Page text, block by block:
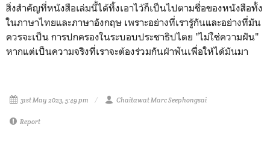
สิ่งสำคัญที่หนังสือเล่มนี้ได้ทิ้งเอาไว้ก็เป็นไปตามชื่อของหนังสือทั้ง
ในภาษาไทยและภาษาอังกฤษ เพราะอย่างที่เรารู้กันและอย่างที่มัน
ควรจะเป็น การปกครองในระบอบประชาธิปไตย "ไม่ใช่ความฝัน"
หากแต่เป็นความจริงที่เราจะต้องร่วมกันฝ่าฟันเพื่อให้ได้มันมา
31st May 2023, 5:49 pm Chaitawat Marc Seephongsai
Report